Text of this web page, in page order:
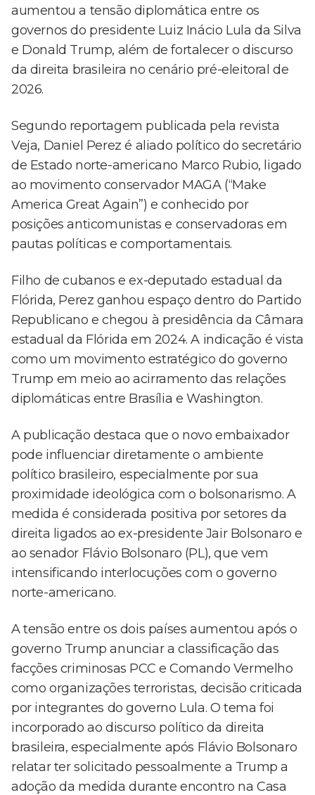
aumentou a tensão diplomática entre os
governos do presidente Luiz Inácio Lula da Silva
e Donald Trump, além de fortalecer o discurso
da direita brasileira no cenário pré-eleitoral de
2026.
Segundo reportagem publicada pela revista
Veja, Daniel Perez é aliado político do secretário
de Estado norte-americano Marco Rubio, ligado
ao movimento conservador MAGA (“Make
America Great Again”) e conhecido por
posições anticomunistas e conservadoras em
pautas políticas e comportamentais.
Filho de cubanos e ex-deputado estadual da
Flórida, Perez ganhou espaço dentro do Partido
Republicano e chegou à presidência da Câmara
estadual da Flórida em 2024. A indicação é vista
como um movimento estratégico do governo
Trump em meio ao acirramento das relações
diplomáticas entre Brasília e Washington.
A publicação destaca que o novo embaixador
pode influenciar diretamente o ambiente
político brasileiro, especialmente por sua
proximidade ideológica com o bolsonarismo. A
medida é considerada positiva por setores da
direita ligados ao ex-presidente Jair Bolsonaro e
ao senador Flávio Bolsonaro (PL), que vem
intensificando interlocuções com o governo
norte-americano.
A tensão entre os dois países aumentou após o
governo Trump anunciar a classificação das
facções criminosas PCC e Comando Vermelho
como organizações terroristas, decisão criticada
por integrantes do governo Lula. O tema foi
incorporado ao discurso político da direita
brasileira, especialmente após Flávio Bolsonaro
relatar ter solicitado pessoalmente a Trump a
adoção da medida durante encontro na Casa